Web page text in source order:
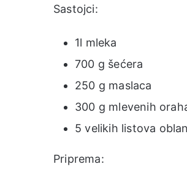
Sastojci:
1l mleka
700 g šećera
250 g maslaca
300 g mlevenih
5 velikih listova
Priprema: